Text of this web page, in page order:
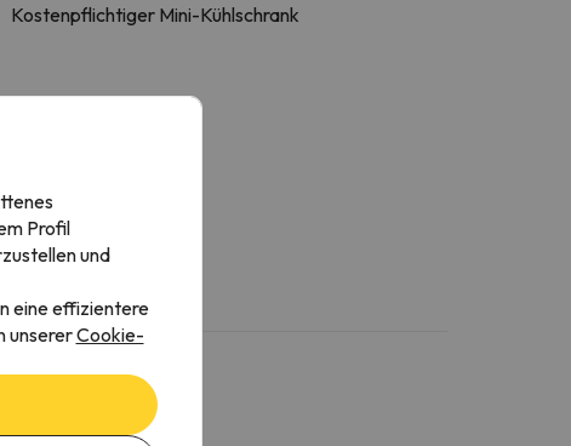
Kostenpflichtiger Mini-Kühlschrank
Profil
und
eine effizientere
unsererCookie-